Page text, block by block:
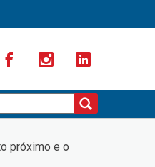
próximo e o